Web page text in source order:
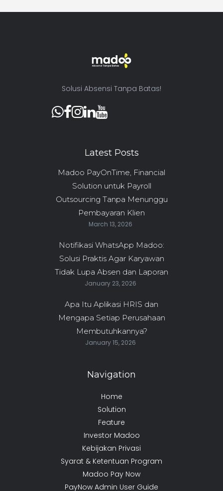
Solusi Absensi Tanpa Batas!
Latest Posts
Madoo PayOnTime, Financial
Solution untuk Payroll
Outsourcing Tanpa Menunggu
Pembayaran Klien
March 13, 2026
Notifikasi WhatsApp Madoo:
Solusi Praktis Agar Karyawan
Tidak Lupa Absen dan Laporan
January 23, 2026
Apa Itu Aplikasi HRIS dan
Mengapa Setiap Perusahaan
Membutuhkannya?
January 15, 2026
Navigation
Home
Solution
Feature
Investor Madoo
Kebijakan Privasi
Syarat & Ketentuan Program
Madoo Pay Now
PayNow Admin User Guide